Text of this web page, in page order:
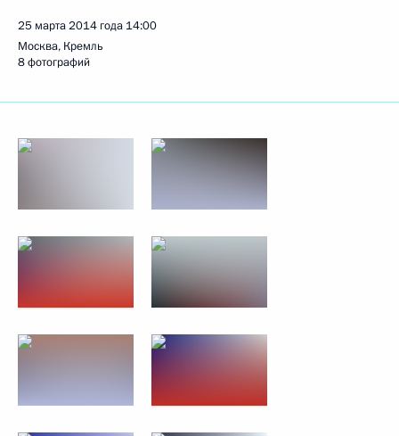
25 марта 2014 года 14:00
Москва, Кремль
8 фотографий